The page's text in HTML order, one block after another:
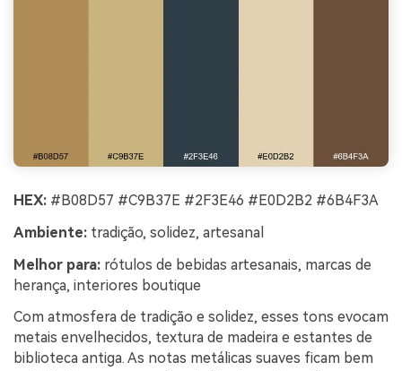
HEX: #B08D57 #C9B37E #2F3E46 #E0D2B2 #6B4F3A
Ambiente: tradição, solidez, artesanal
Melhor para: rótulos de bebidas artesanais, marcas de
herança, interiores boutique
Com atmosfera de tradição e solidez, esses tons evocam
metais envelhecidos, textura de madeira e estantes de
biblioteca antiga. As notas metálicas suaves ficam bem